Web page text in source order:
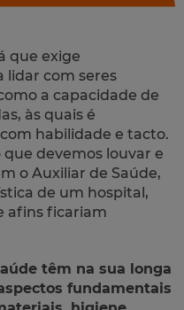
que exige
lidar com seres
a capacidade de
às quais é
habilidade e tacto.
devemos louvar e
o Auxiliar de Saúde,
de um hospital,
afins ficariam
têm na sua longa
fundamentais